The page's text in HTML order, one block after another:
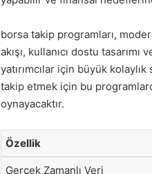
borsa takip programları,
akışı, kullanıcı dostu
yatırımcılar için büyük
takip etmek için bu
oynayacaktır.
Özellik
Gerçek Zamanlı Veri